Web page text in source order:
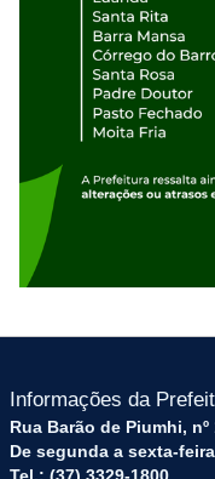
Informações da
Rua Barão de Piumhi,
De segunda a sexta-